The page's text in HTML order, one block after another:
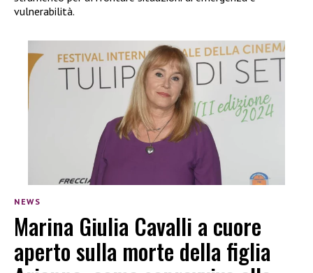
vulnerabilità.
NEWS
Marina Giulia Cavalli a cuore
aperto sulla morte della figlia